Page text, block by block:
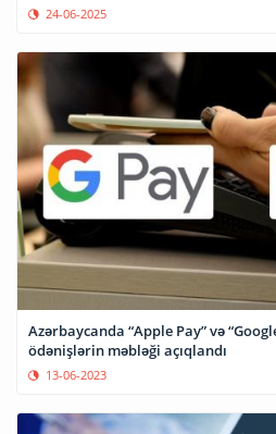
24-06-2025
Azərbaycanda “Apple Pay” və
ödənişlərin məbləği açıqlandı
13-06-2023